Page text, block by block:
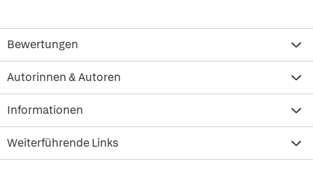
Bewertungen
Autorinnen & Autoren
Informationen
Weiterführende Links